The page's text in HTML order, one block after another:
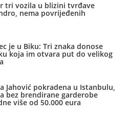
tri vozila u blizini tvrđave
nema povrijeđenih
je u Biku: Tri znaka donose
koja im otvara put do velikog
Jahović pokradena u Istanbulu,
bez brendirane garderobe
više od 50.000 eura